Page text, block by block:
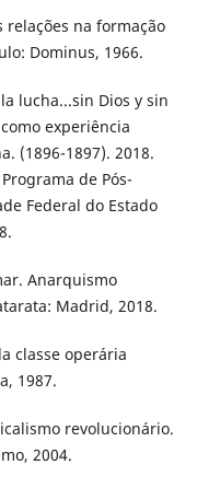
relações na formação
Dominus, 1966.
lucha...sin Dios y sin
experiência
(1896-1897). 2018.
de Pós-
Federal do Estado
Anarquismo
Madrid, 2018.
classe operária
1987.
revolucionário.
2004.